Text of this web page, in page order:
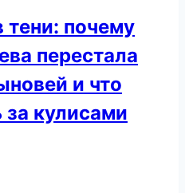
тени: почему
перестала
и что
кулисами